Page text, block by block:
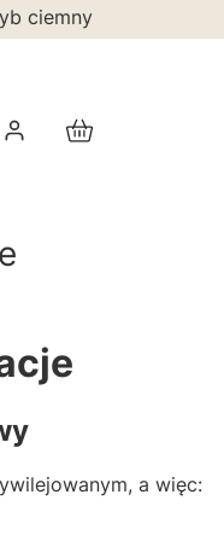
ciemny
Produkty w
a więc: